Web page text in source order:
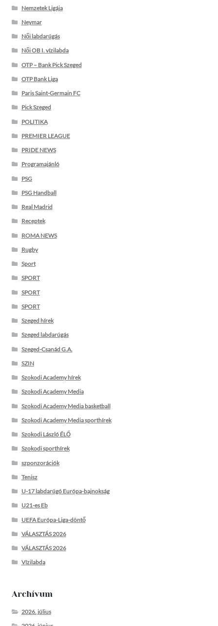
Nemzetek Ligája
Neymar
Női labdarúgás
Női OB I. vízilabda
OTP – Bank Pick Szeged
OTP Bank Liga
Paris Saint-Germain FC
Pick Szeged
POLITIKA
PREMIER LEAGUE
PRIDE NEWS
Programajánló
PSG
PSG Handball
Real Madrid
Receptek
ROMA NEWS
Rugby
Sport
SPORT
SPORT
SPORT
Szeged hírek
Szeged labdarúgás
Szeged-Csanád G.A.
SZIN
Szokodi Academy hírek
Szokodi Academy Media
Szokodi Academy Media basketball
Szokodi Academy Media sporthírek
Szokodi László ÉLŐ
Szokodi sporthírek
szponzorációk
Tenisz
U-17 labdarúgó Európa-bajnokság
U21-es Eb
UEFA Európa-Liga-döntő
VÁLASZTÁS 2026
VÁLASZTÁS 2026
Vízilabda
Archívum
2026. július